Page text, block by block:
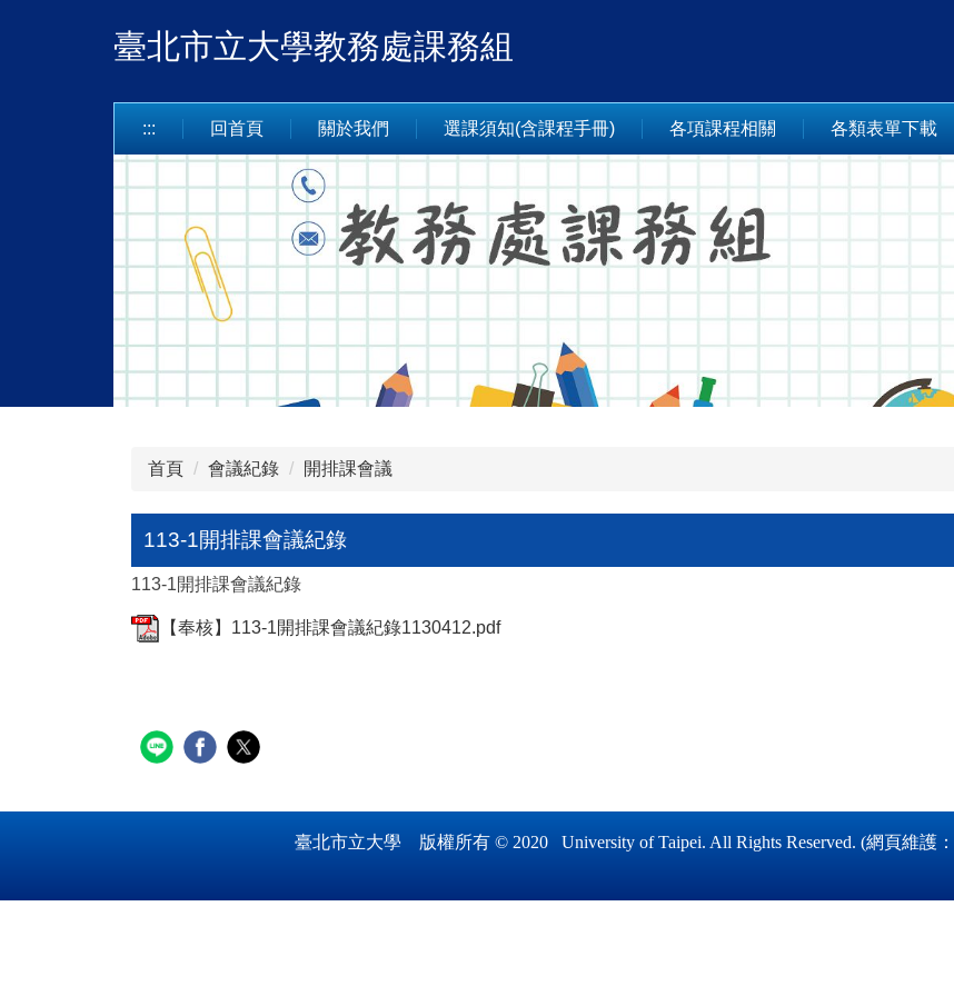
臺北市立大學教務處課務組
::: 回首頁 關於我們 選課須知(含課程手冊) 各項課程相關 各類表單下載
首頁 會議紀錄 開排課會議
113-1開排課會議紀錄
113-1開排課會議紀錄
【奉核】113-1開排課會議紀錄1130412.pdf
臺北市立大學 版權所有 © 2020 University of Taipei. All Rights Reserved. (網頁維護：